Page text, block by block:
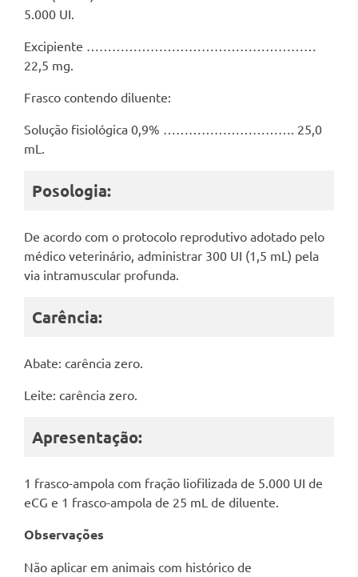
5.000 UI.
Excipiente ………………………………………………
22,5 mg.
Frasco contendo diluente:
Solução fisiológica 0,9% …………………………. 25,0
mL.
Posologia:
De acordo com o protocolo reprodutivo adotado pelo
médico veterinário, administrar 300 UI (1,5 mL) pela
via intramuscular profunda.
Carência:
Abate: carência zero.
Leite: carência zero.
Apresentação:
1 frasco-ampola com fração liofilizada de 5.000 UI de
eCG e 1 frasco-ampola de 25 mL de diluente.
Observações
Não aplicar em animais com histórico de